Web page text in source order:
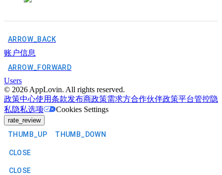
ARROW_BACK
账户信息
ARROW_FORWARD
Users
© 2026 AppLovin. All rights reserved.
政策中心使用条款发布商政策需求方合作伙伴政策平台管控隐
私隐私选项 Cookies Settings
rate_review
THUMB_UP THUMB_DOWN
CLOSE
CLOSE